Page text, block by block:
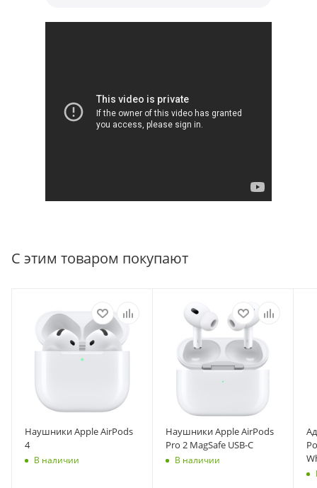
С этим товаром покупают
Наушники Apple AirPods
4
В наличии
Наушники Apple AirPods
Pro 2 MagSafe USB-C
В наличии